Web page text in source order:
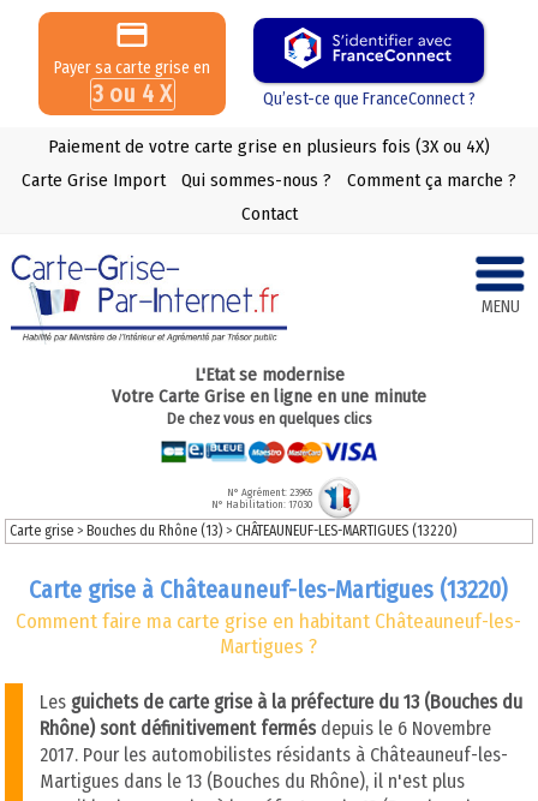
Payer sa carte grise en
3 ou 4 X Qu’est-ce que FranceConnect ?
Paiement de votre carte grise en plusieurs fois (3X ou 4X)
Carte Grise Import
Qui sommes-nous ?
Comment ça marche ?
Contact
MENU
L'Etat se modernise
Votre Carte Grise en ligne en une minute
De chez vous en quelques clics
N° Agrément: 23965
N° Habilitation: 17030
Carte grise > Bouches du Rhône (13)>CHÂTEAUNEUF-LES-MARTIGUES (13220)
Carte grise à Châteauneuf-les-Martigues (13220)
Comment faire ma carte grise en habitant Châteauneuf-les-
Martigues ?
Les guichets de carte grise à la préfecture du 13 (Bouches du
Rhône) sont définitivement fermésdepuis le 6 Novembre
2017. Pour les automobilistes résidants à Châteauneuf-les-
Martigues dans le 13 (Bouches du Rhône), il n'est plus